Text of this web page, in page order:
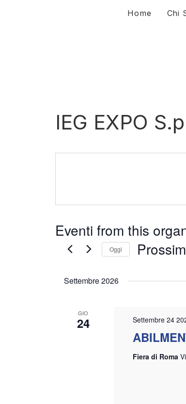
Home Chi
IEG EXPO
Eventi from this
Oggi
Settembre 2026
GIO
24
Settembre 24
Fiera di Roma